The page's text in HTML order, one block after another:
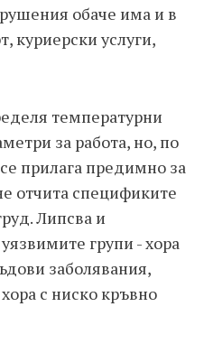
обаче има и в
куриерски услуги,
температурни
и за работа, но, по
прилага предимно за
отчита спецификите
Липсва и
групи -хора
заболявания,
с ниско кръвно